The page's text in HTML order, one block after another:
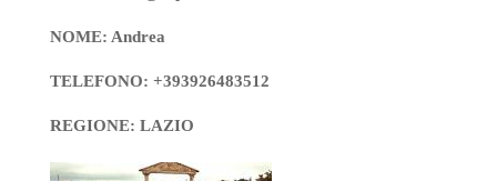
NOME: Andrea
TELEFONO: +393926483512
REGIONE: LAZIO